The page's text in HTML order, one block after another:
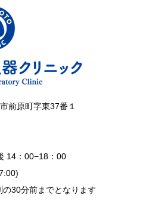
前原町字東37番１
14：00−18：00
の30分前までとなります